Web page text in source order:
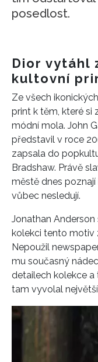
posedlost.
Dior vytáhl
kultovní
Ze všech
print k těm, které si
módní mola. John
představil v roce
zapsala do
Bradshaw. Právě
městě dnes poznají
vůbec nesledují.
Jonathan
kolekci tento motiv
Nepoužil
mu současný
detailech kolekce a
tam vyvolal